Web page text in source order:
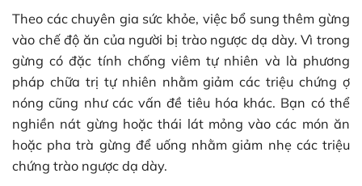
Theo các chuyên gia sức khỏe, việc bổ sung thêm gừng
vào chế độ ăn của người bị trào ngược dạ dày. Vì trong
gừng có đặc tính chống viêm tự nhiên và là phương
pháp chữa trị tự nhiên nhằm giảm các triệu chứng ợ
nóng cũng như các vấn đề tiêu hóa khác. Bạn có thể
nghiền nát gừng hoặc thái lát mỏng vào các món ăn
hoặc pha trà gừng để uống nhằm giảm nhẹ các triệu
chứng trào ngược dạ dày.